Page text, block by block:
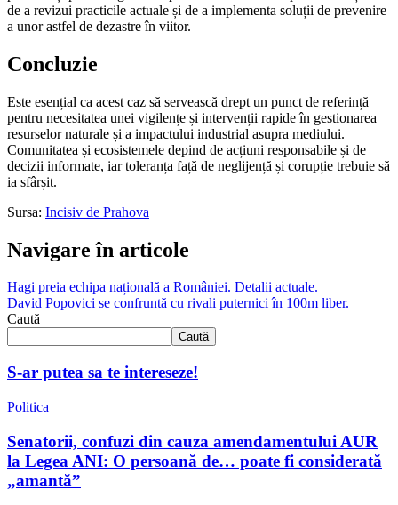
de a revizui practicile actuale și de a implementa soluții de prevenire
a unor astfel de dezastre în viitor.
Concluzie
Este esențial ca acest caz să servească drept un punct de referință
pentru necesitatea unei vigilențe și intervenții rapide în gestionarea
resurselor naturale și a impactului industrial asupra mediului.
Comunitatea și ecosistemele depind de acțiuni responsabile și de
decizii informate, iar toleranța față de neglijență și corupție trebuie să
ia sfârșit.
Sursa: Incisiv de Prahova
Navigare în articole
Hagi preia echipa națională a României. Detalii actuale.
David Popovici se confruntă cu rivali puternici în 100m liber.
Caută
Caută
S-ar putea sa te intereseze!
Politica
Senatorii, confuzi din cauza amendamentului AUR
la Legea ANI: O persoană de… poate fi considerată
„amantă”